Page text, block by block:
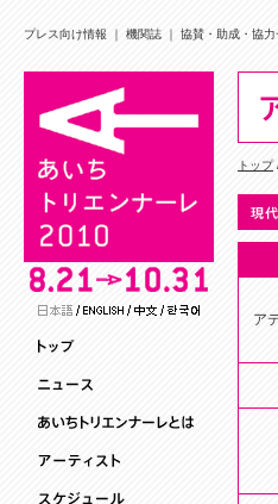
プレス向け情報 ｜ 機関誌 ｜ 協賛・助成・協力
トップ
ア